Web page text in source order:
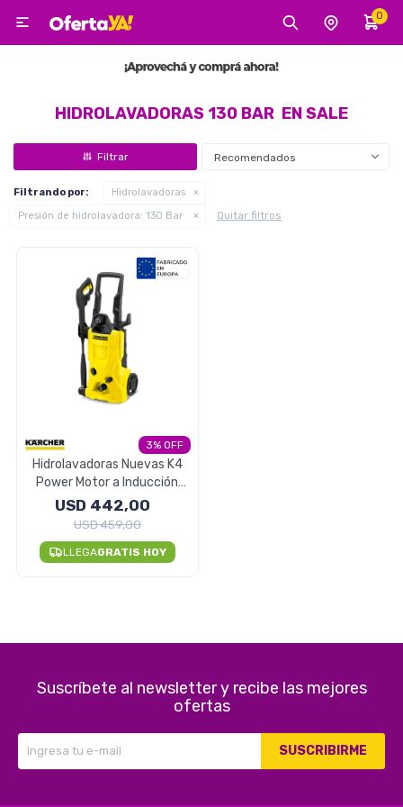
0

HIDROLAVADORAS 130 BAR EN SALE
Recomendados
Filtrando por:
Hidrolavadoras
Presión de hidrolavadora: 130 Bar Quitar filtros
3
Hidrolavadoras Nuevas K4
Power Motor a Inducción
Filtro en Frío Italia
USD 442,00
USD459,00
LLEGAGRATIS HOY
Suscríbete al newsletter y recibe las mejores
ofertas
SUSCRIBIRME
MI CUENTA
Tecnología
Tv, Audio y Video
Gaming
Pequeños electrodomésticos
Deportes y Tiempo Libre
Bebés y Niños